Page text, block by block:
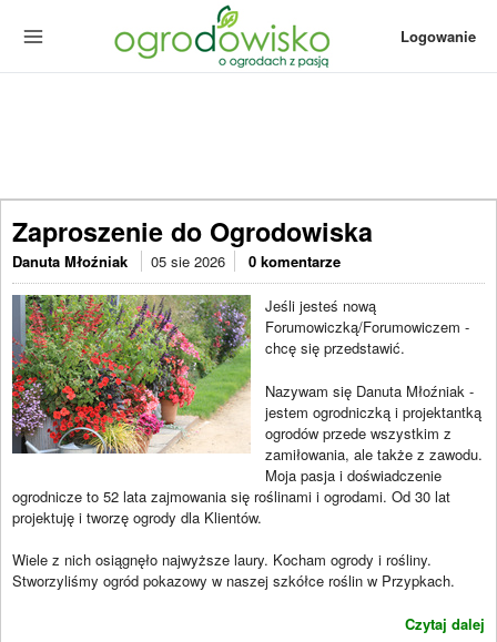
Logowanie
Zaproszenie do Ogrodowiska
Danuta Młoźniak 05 sie 2026 0 komentarze
Jeśli jesteś nową
Forumowiczką/Forumowiczem -
chcę się przedstawić.
Nazywam się Danuta Młoźniak -
jestem ogrodniczką i projektantką
ogrodów przede wszystkim z
zamiłowania, ale także z zawodu.
Moja pasja i doświadczenie
ogrodnicze to 52 lata zajmowania się roślinami i ogrodami. Od 30 lat
projektuję i tworzę ogrody dla Klientów.
Wiele z nich osiągnęło najwyższe laury. Kocham ogrody i rośliny.
Stworzyliśmy ogród pokazowy w naszej szkółce roślin w Przypkach.
Czytaj dalej